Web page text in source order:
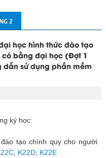
2
học hình thức đào tạo
bằng đại học (Đợt 1
dẫn sử dụng phần mềm
ký học:
tạo chính quy cho người
, K22D, K22E